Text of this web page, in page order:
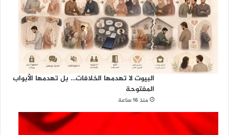
البيوت لا تهدمها الخلافات… بل تهدمها الأبواب
المفتوحة
منذ 16 ساعة